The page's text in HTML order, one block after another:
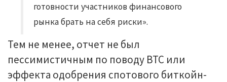
готовности участников финансового
рынка брать на себя риски».
Тем не менее, отчет не был
пессимистичным по поводу BTC или
эффекта одобрения спотового биткойн-